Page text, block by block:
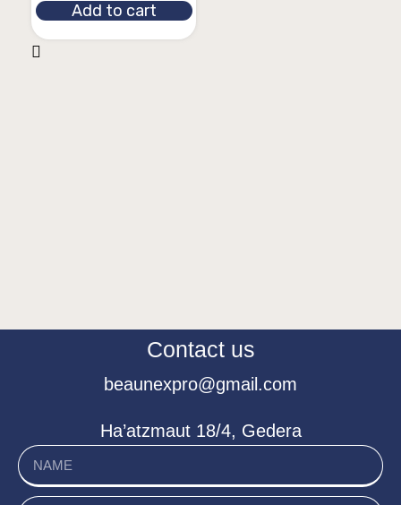
Add to cart
Contact us
beaunexpro@gmail.com
Ha’atzmaut 18/4, Gedera